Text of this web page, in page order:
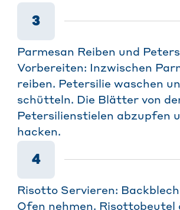
3
Parmesan Reiben und
Vorbereiten: Inzwischen
reiben. Petersilie waschen
schütteln. Die Blätter von
Petersilienstielen abzupfen
hacken.
4
Risotto Servieren:
Ofen nehmen. Risottobeutel